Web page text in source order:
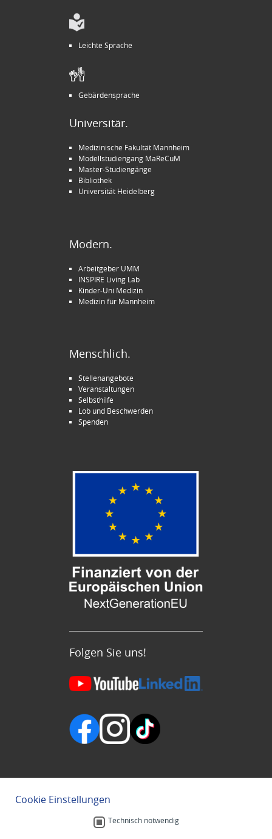
Leichte Sprache
Gebärdensprache
Universitär.
Medizinische Fakultät Mannheim
Modellstudiengang MaReCuM
Master-Studiengänge
Bibliothek
Universität Heidelberg
Modern.
Arbeitgeber UMM
INSPIRE Living Lab
Kinder-Uni Medizin
Medizin für Mannheim
Menschlich.
Stellenangebote
Veranstaltungen
Selbsthilfe
Lob und Beschwerden
Spenden
Folgen Sie uns!
Cookie Einstellungen
Technisch notwendig